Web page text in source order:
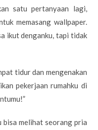
satu pertanyaan lagi,
memasang wallpaper.
ikut denganku, tapi tidak
tidur dan mengenakan
pekerjaan rumahku di
melihat seorang pria